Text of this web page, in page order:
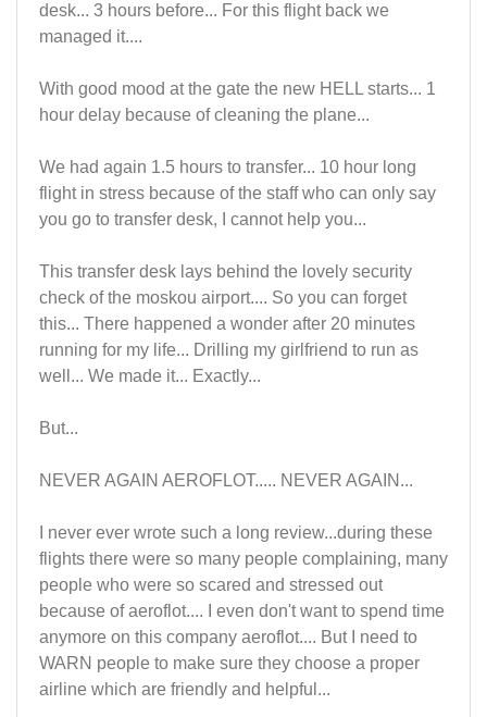
desk... 3 hours before... For this flight back we
managed it....
With good mood at the gate the new HELL starts... 1
hour delay because of cleaning the plane...
We had again 1.5 hours to transfer... 10 hour long
flight in stress because of the staff who can only say
you go to transfer desk, I cannot help you...
This transfer desk lays behind the lovely security
check of the moskou airport.... So you can forget
this... There happened a wonder after 20 minutes
running for my life... Drilling my girlfriend to run as
well... We made it... Exactly...
But...
NEVER AGAIN AEROFLOT..... NEVER AGAIN...
I never ever wrote such a long review...during these
flights there were so many people complaining, many
people who were so scared and stressed out
because of aeroflot.... I even don't want to spend time
anymore on this company aeroflot.... But I need to
WARN people to make sure they choose a proper
airline which are friendly and helpful...